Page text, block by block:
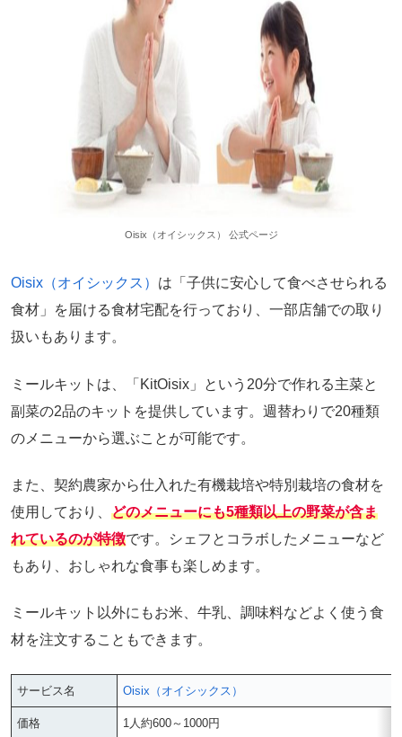
Oisix（オイシックス） 公式ページ
Oisix（オイシックス） は「子供に安心して食べさせられる
食材」を届ける食材宅配を行っており、一部店舗での取り
扱いもあります。
ミールキットは、「KitOisix」という20分で作れる主菜と
副菜の2品のキットを提供しています。週替わりで20種類
のメニューから選ぶことが可能です。
また、契約農家から仕入れた有機栽培や特別栽培の食材を
使用しており、 どのメニューにも5種類以上の野菜が含ま
れているのが特徴です。シェフとコラボしたメニューなど
もあり、おしゃれな食事も楽しめます。
ミールキット以外にもお米、牛乳、調味料などよく使う食
材を注文することもできます。
サービス名 Oisix（オイシックス）
価格 1人約600～1000円